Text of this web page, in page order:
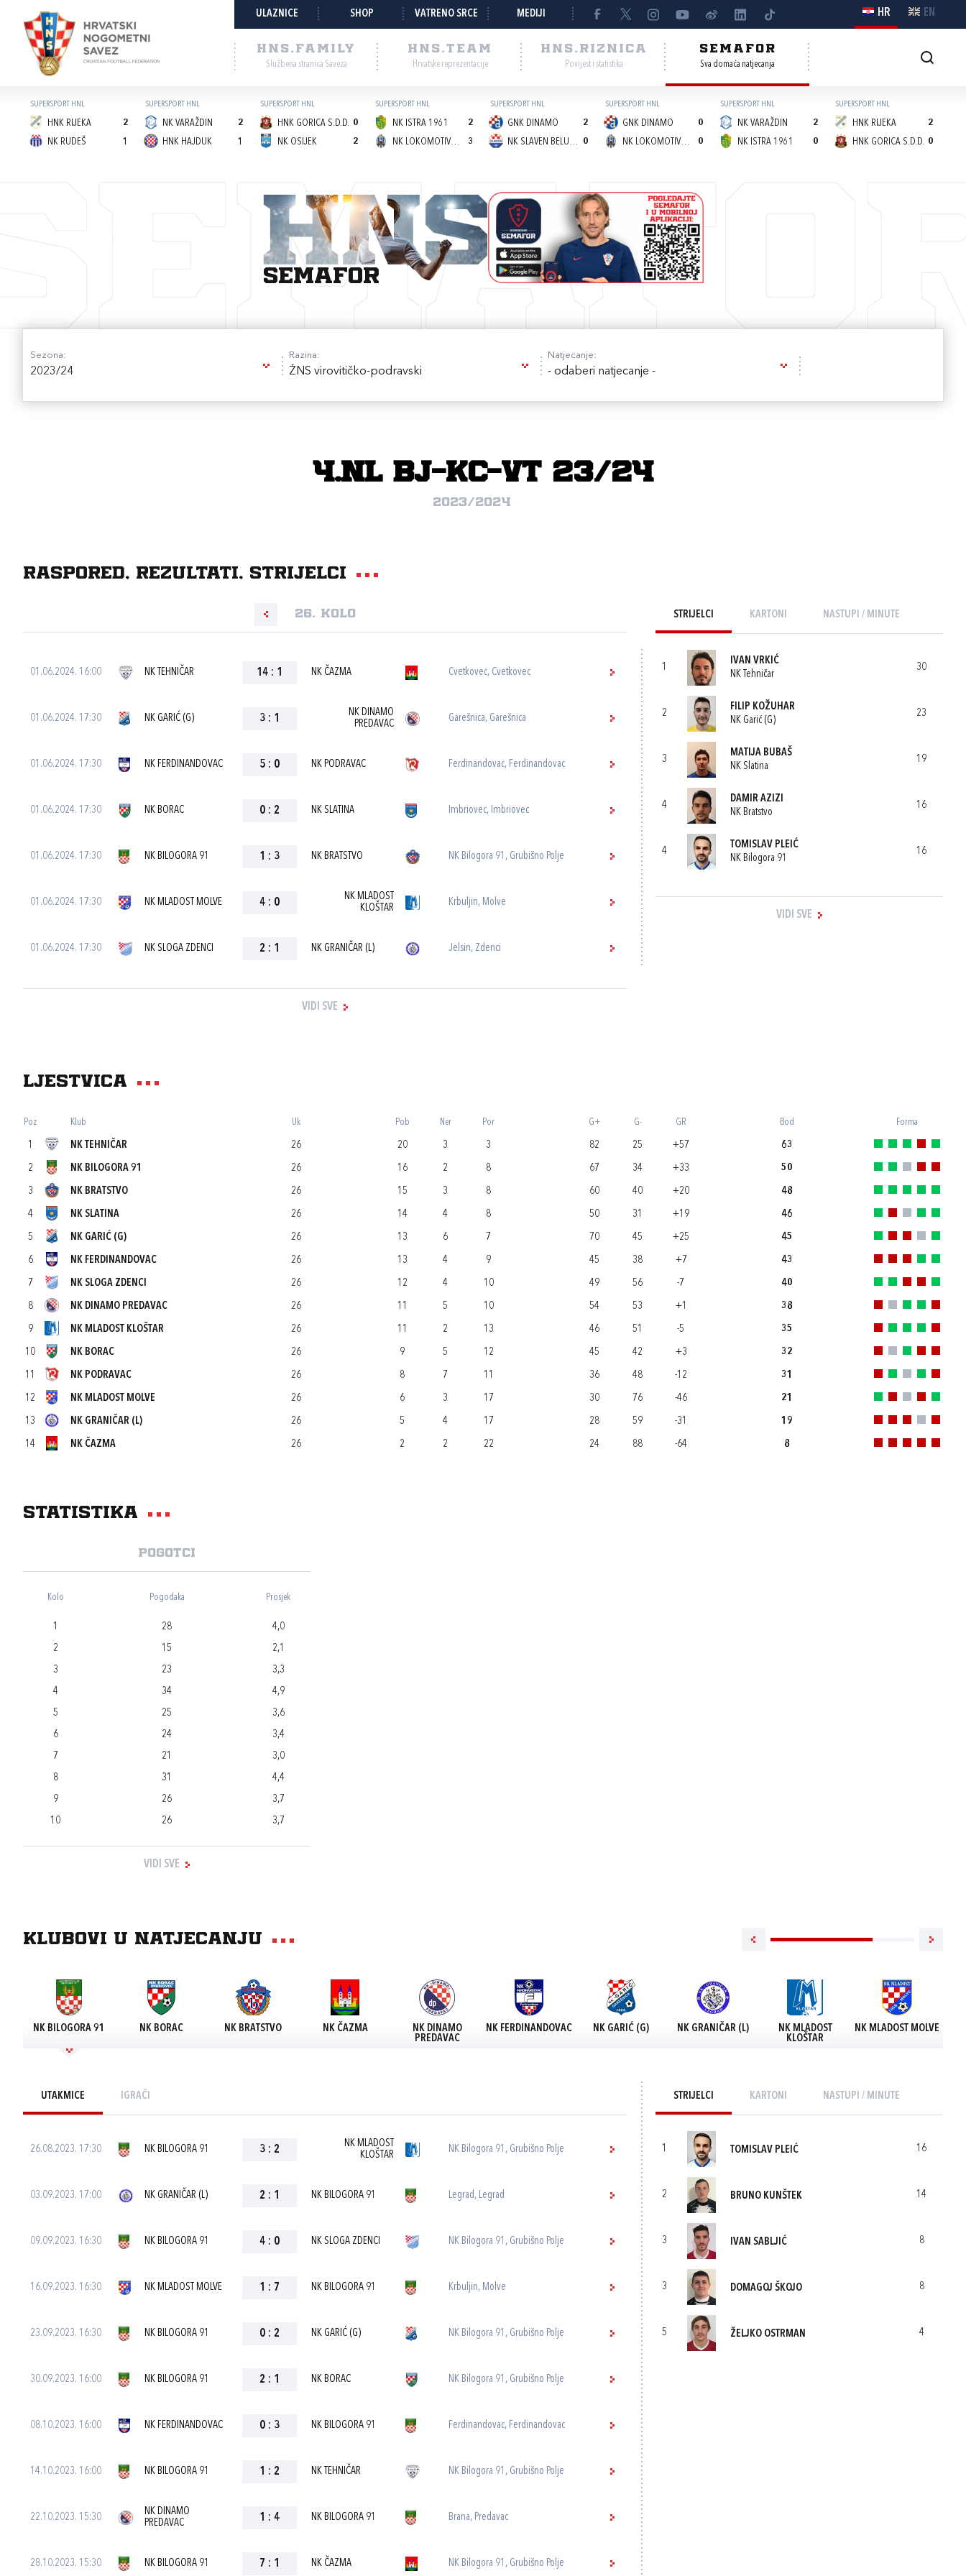
ULAZNICE SHOP VATRENO SRCE MEDIJI HR EN
HNS.FAMILY
Službena stranica Saveza
HNS.TEAM
Hrvatske reprezentacije
HNS.RIZNICA
Povijest i statistika
SEMAFOR
Sva domaća natjecanja
SUPERSPORT HNL
HNK RIJEKA
2
1
NK RUDEŠ
SUPERSPORT HNL
NK VARAŽDIN
2
1
HNK HAJDUK
SUPERSPORT HNL
HNK GORICA S.D.D. 0
2
NK OSIJEK
SUPERSPORT HNL
NK ISTRA 1961
2
3
NK LOKOMOTIVA (Z)
SUPERSPORT HNL
GNK DINAMO
2
0
NK SLAVEN BELUPO
SUPERSPORT HNL
GNK DINAMO
0
0
NK LOKOMOTIVA (Z)
SUPERSPORT HNL
NK VARAŽDIN
2
0
NK ISTRA 1961
SUPERSPORT HNL
HNK RIJEKA
2
0
HNK GORICA S.D.D.
semafor
Sezona:
2023/24
Razina:
ŽNS virovitičko-podravski
Natjecanje:
- odaberi natjecanje -
4.NL BJ-KC-VT 23/24
2023/2024
Raspored, rezultati, strijelci
26. kolo
01.06.2024. 16:00 NK TEHNIČAR 14 : 1 NK ČAZMA Cvetkovec, Cvetkovec
01.06.2024. 17:30 NK GARIĆ (G) 3 : 1
NK DINAMO
PREDAVAC
Garešnica, Garešnica
01.06.2024. 17:30 NK FERDINANDOVAC 5 : 0 NK PODRAVAC Ferdinandovac, Ferdinandovac
01.06.2024. 17:30 NK BORAC 0 : 2 NK SLATINA Imbriovec, Imbriovec
01.06.2024. 17:30 NK BILOGORA 91 1 : 3 NK BRATSTVO NK Bilogora 91, Grubišno Polje
01.06.2024. 17:30 NK MLADOST MOLVE 4 : 0
NK MLADOST
KLOŠTAR
Krbuljin, Molve
01.06.2024. 17:30 NK SLOGA ZDENCI 2 : 1 NK GRANIČAR (L) Jelsin, Zdenci
VIDI SVE
STRIJELCI KARTONI NASTUPI / MINUTE
1
IVAN VRKIĆ
NK Tehničar
30
2
FILIP KOŽUHAR
NK Garić (G)
23
3
MATIJA BUBAŠ
NK Slatina
19
4
DAMIR AZIZI
NK Bratstvo
16
4
TOMISLAV PLEIĆ
NK Bilogora 91
16
VIDI SVE
Ljestvica
Poz Klub Uk Pob Ner Por G+ G- GR Bod Forma
1 NK TEHNIČAR 26 20 3 3 82 25 +57 63
2 NK BILOGORA 91 26 16 2 8 67 34 +33 50
3 NK BRATSTVO 26 15 3 8 60 40 +20 48
4 NK SLATINA 26 14 4 8 50 31 +19 46
5 NK GARIĆ (G) 26 13 6 7 70 45 +25 45
6 NK FERDINANDOVAC 26 13 4 9 45 38 +7 43
7 NK SLOGA ZDENCI 26 12 4 10 49 56 -7 40
8 NK DINAMO PREDAVAC 26 11 5 10 54 53 +1 38
9 NK MLADOST KLOŠTAR 26 11 2 13 46 51 -5 35
10 NK BORAC 26 9 5 12 45 42 +3 32
11 NK PODRAVAC 26 8 7 11 36 48 -12 31
12 NK MLADOST MOLVE 26 6 3 17 30 76 -46 21
13 NK GRANIČAR (L) 26 5 4 17 28 59 -31 19
14 NK ČAZMA 26 2 2 22 24 88 -64 8
Statistika
Pogotci
Kolo Pogodaka Prosjek
1 28
4,0
2
15
2,1
3
23
3,3
4
34
4,9
5
25
3,6
6
24
3,4
7
21
3,0
8
31
4,4
9
26
3,7
10
26 3,7
VIDI SVE
Klubovi u natjecanju
NK BILOGORA 91 NK BORAC NK BRATSTVO NK ČAZMA
NK DINAMO
PREDAVAC
NK FERDINANDOVAC NK GARIĆ (G) NK GRANIČAR (L)
NK MLADOST
KLOŠTAR
NK MLADOST MOLVE
UTAKMICE IGRAČI
26.08.2023. 17:30 NK BILOGORA 91 3 : 2
NK MLADOST
KLOŠTAR
NK Bilogora 91, Grubišno Polje
03.09.2023. 17:00 NK GRANIČAR (L) 2 : 1 NK BILOGORA 91 Legrad, Legrad
09.09.2023. 16:30 NK BILOGORA 91 4 : 0 NK SLOGA ZDENCI NK Bilogora 91, Grubišno Polje
16.09.2023. 16:30 NK MLADOST MOLVE 1 : 7 NK BILOGORA 91 Krbuljin, Molve
23.09.2023. 16:30 NK BILOGORA 91 0 : 2 NK GARIĆ (G) NK Bilogora 91, Grubišno Polje
30.09.2023. 16:00 NK BILOGORA 91 2 : 1 NK BORAC NK Bilogora 91, Grubišno Polje
08.10.2023. 16:00 NK FERDINANDOVAC 0 : 3 NK BILOGORA 91 Ferdinandovac, Ferdinandovac
14.10.2023. 16:00 NK BILOGORA 91 1 : 2 NK TEHNIČAR NK Bilogora 91, Grubišno Polje
22.10.2023. 15:30
NK DINAMO
PREDAVAC
1 : 4 NK BILOGORA 91 Brana, Predavac
28.10.2023. 15:30 NK BILOGORA 91 7 : 1 NK ČAZMA NK Bilogora 91, Grubišno Polje
STRIJELCI KARTONI NASTUPI / MINUTE
1 TOMISLAV PLEIĆ 16
2 BRUNO KUNŠTEK 14
3 IVAN SABLJIĆ 8
3 DOMAGOJ ŠKOJO 8
5 ŽELJKO OSTRMAN 4